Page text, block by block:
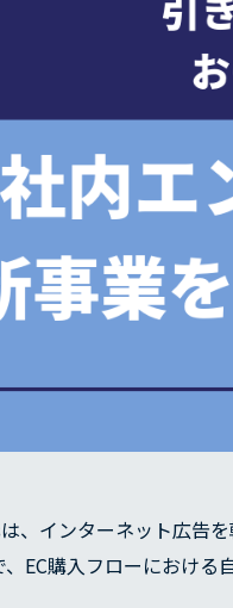
、インターネット広告
EC購入フローにおける